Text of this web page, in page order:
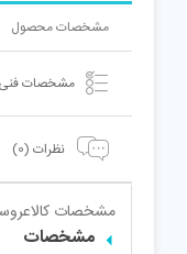
مشخصات محصول
مشخصات فنی
نظرات (0)
مشخصات کالا
مشخصات